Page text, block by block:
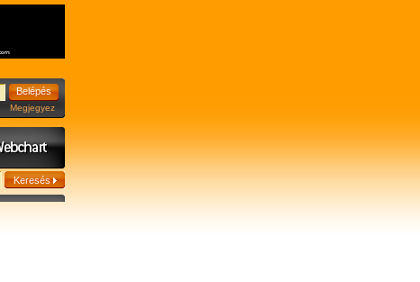
Megjegyez